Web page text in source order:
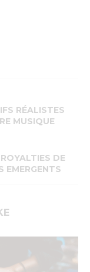
RÉALISTES
MUSIQUE
DE
EMERGENTS